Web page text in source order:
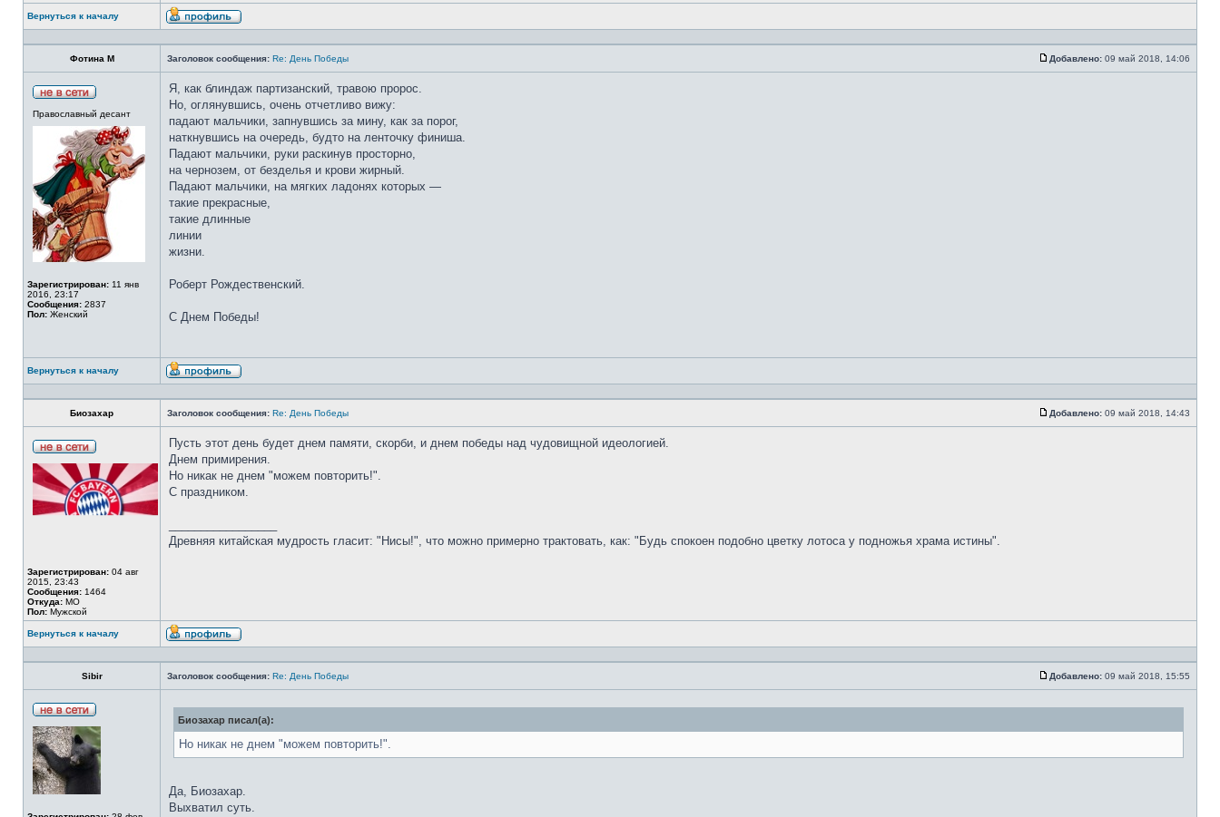
Вернуться к началу
Фотина М Заголовок сообщения: Re: День Победы Добавлено: 09 май 2018, 14:06
Православный десант
Зарегистрирован: 11 янв
2016, 23:17
Сообщения: 2837
Пол: Женский
Я, как блиндаж партизанский, травою пророс.
Но, оглянувшись, очень отчетливо вижу:
падают мальчики, запнувшись за мину, как за порог,
наткнувшись на очередь, будто на ленточку финиша.
Падают мальчики, руки раскинув просторно,
на чернозем, от безделья и крови жирный.
Падают мальчики, на мягких ладонях которых —
такие прекрасные,
такие длинные
линии
жизни.
Роберт Рождественский.
С Днем Победы!
Вернуться к началу
Биозахар Заголовок сообщения: Re: День Победы Добавлено: 09 май 2018, 14:43
Зарегистрирован: 04 авг
2015, 23:43
Сообщения: 1464
Откуда: МО
Пол: Мужской
Пусть этот день будет днем памяти, скорби, и днем победы над чудовищной идеологией.
Днем примирения.
Но никак не днем "можем повторить!".
С праздником.
Древняя китайская мудрость гласит: "Нисы!", что можно примерно трактовать, как: "Будь спокоен подобно цветку лотоса у подножья храма истины".
Вернуться к началу
Sibir Заголовок сообщения: Re: День Победы Добавлено: 09 май 2018, 15:55
Биозахар писал(а):
Но никак не днем "можем повторить!".
Да, Биозахар.
Выхватил суть.